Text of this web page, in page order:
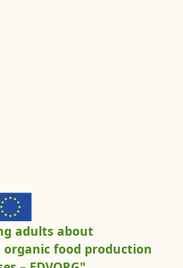
adults about
food production